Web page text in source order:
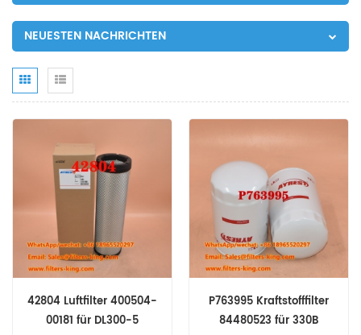
NEUESTEN NACHRICHTEN
42804 Luftfilter 400504-
00181 für DL300-5
P763995 Kraftstofffilter
84480523 für 330B